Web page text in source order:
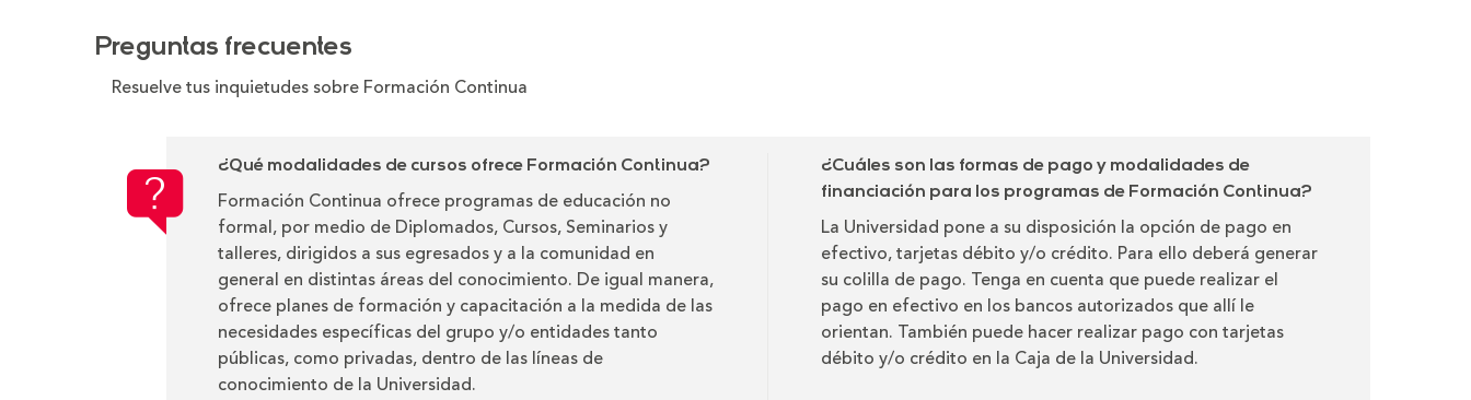
Preguntas frecuentes
Resuelve tus inquietudes sobre Formación Continua
¿Qué modalidades de cursos ofrece Formación Continua?
Formación Continua ofrece programas de educación no
formal, por medio de Diplomados, Cursos, Seminarios y
talleres, dirigidos a sus egresados y a la comunidad en
general en distintas áreas del conocimiento. De igual manera,
ofrece planes de formación y capacitación a la medida de las
necesidades específicas del grupo y/o entidades tanto
públicas, como privadas, dentro de las líneas de
conocimiento de la Universidad.
¿Cuáles son las formas de pago y modalidades de
financiación para los programas de Formación Continua?
La Universidad pone a su disposición la opción de pago en
efectivo, tarjetas débito y/o crédito. Para ello deberá generar
su colilla de pago. Tenga en cuenta que puede realizar el
pago en efectivo en los bancos autorizados que allí le
orientan. También puede hacer realizar pago con tarjetas
débito y/o crédito en la Caja de la Universidad.